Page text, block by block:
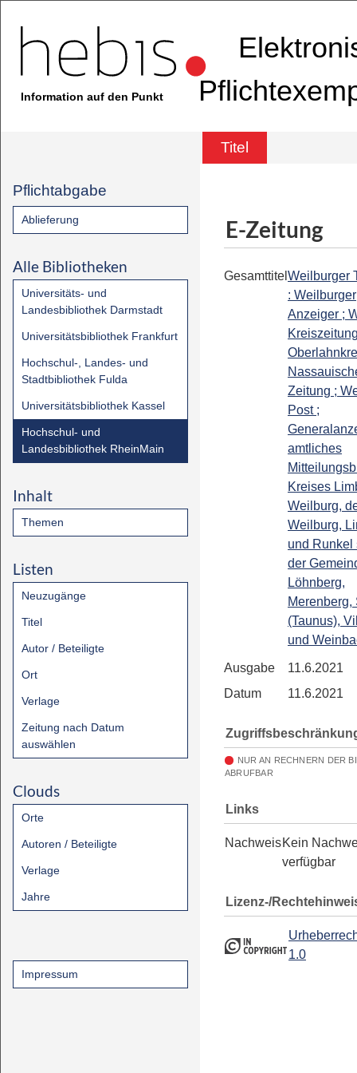
Information auf den Punkt
Titel
Pflichtabgabe
Ablieferung
Alle Bibliotheken
Universitäts- und
Landesbibliothek Darmstadt
Universitätsbibliothek Frankfurt
Hochschul-, Landes- und
Stadtbibliothek Fulda
Universitätsbibliothek Kassel
Hochschul- und
Landesbibliothek RheinMain
Inhalt
Themen
Listen
Neuzugänge
Titel
Autor / Beteiligte
Ort
Verlage
Zeitung nach Datum
auswählen
Clouds
Orte
Autoren / Beteiligte
Verlage
Jahre
Impressum
E-Zeitung
Gesamttitel Weilburger
: Weilburger
Anzeiger ;
Zeitung ;
Post ;
amtliches
Kreises
Weilburg,
Weilburg,
und Runkel
der
Löhnberg,
Merenberg,
(Taunus),
und
Ausgabe
11.6.2021
Datum
11.6.2021
NUR AN RECHNERN DER
ABRUFBAR
Links
NachweisKein
verfügbar
Lizenz-/
1.0